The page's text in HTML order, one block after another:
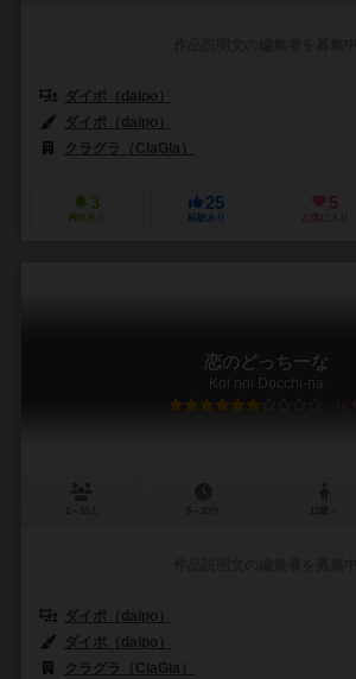
ダイポ（daipo）
ダイポ（daipo）
クラグラ（ClaGla）
3
興味あり
25
経験あり
5
お気に入り
恋のどっちーな
Koi noi Docchi-na
6.1
ダイポ（daipo）
ダイポ（daipo）
クラグラ（ClaGla）